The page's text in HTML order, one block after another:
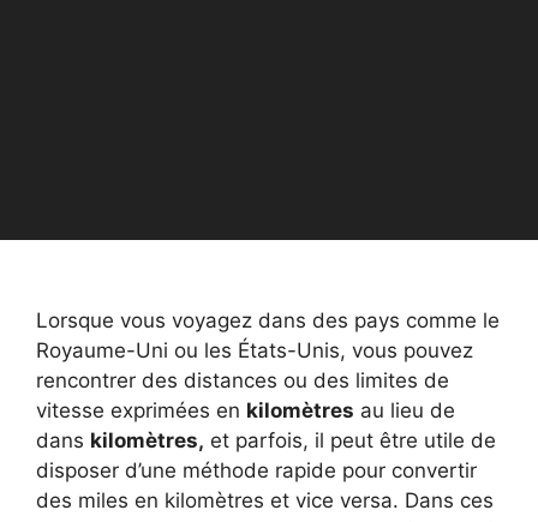
Lorsque vous voyagez dans des pays comme le
Royaume-Uni ou les États-Unis, vous pouvez
rencontrer des distances ou des limites de
vitesse exprimées en kilomètres au lieu de
dans kilomètres, et parfois, il peut être utile de
disposer d’une méthode rapide pour convertir
des miles en kilomètres et vice versa. Dans ces